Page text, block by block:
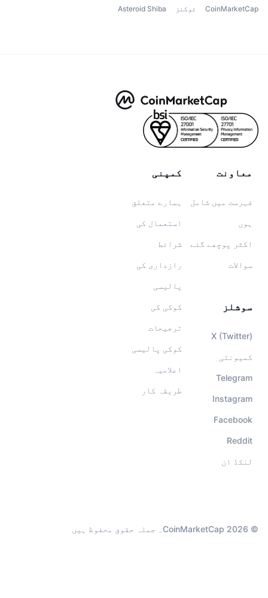
CoinMarketCap ٹوکنز Asteroid Shiba
کمپنی
ہمارے متعلق
استعمال کی
شرائط
رازداری کی
پالیسی
کوکی کی
ترجیحات
کوکی پالیسی
اعلامیہ
طریقہ کار
معاونت
فہرست میں شامل
ہوں
اکثر پوچھے گئے
سوالات
سوشلز
X (Twitter)
کمیونٹی
Telegram
Instagram
Facebook
Reddit
لنکڈ ان
© 2026 CoinMarketCap۔ جملہ حقوق محفوظ ہیں